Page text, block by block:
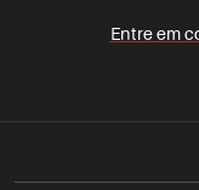
Entre em